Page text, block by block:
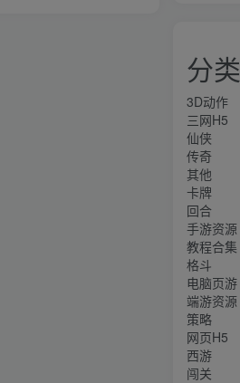
分类
3D动作
三网H5
仙侠
传奇
其他
卡牌
回合
手游资源
教程合集
格斗
电脑页游
端游资源
策略
网页H5
西游
闯关